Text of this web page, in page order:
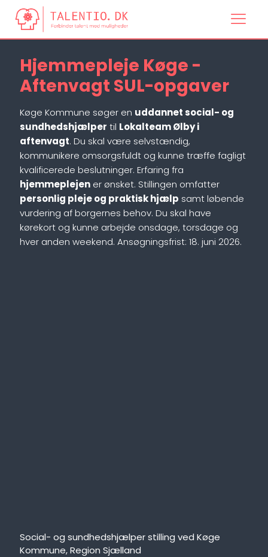
Hjemmepleje Køge -
Aftenvagt SUL-opgaver
Køge Kommune søger en uddannet social- og
sundhedshjælper til Lokalteam Ølby i
aftenvagt. Du skal være selvstændig,
kommunikere omsorgsfuldt og kunne træffe fagligt
kvalificerede beslutninger. Erfaring fra
hjemmeplejen er ønsket. Stillingen omfatter
personlig pleje og praktisk hjælp samt løbende
vurdering af borgernes behov. Du skal have
kørekort og kunne arbejde onsdage, torsdage og
hver anden weekend. Ansøgningsfrist: 18. juni 2026.
Social- og sundhedshjælper stilling ved Køge
Kommune, Region Sjælland